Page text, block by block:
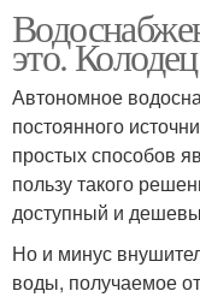
Водоснабжение
колодца
Оборудование
Водоснабжение
это.
Автономное
постоянного
простых способов
пользу такого
доступный и
Но и минус
воды, получаемое